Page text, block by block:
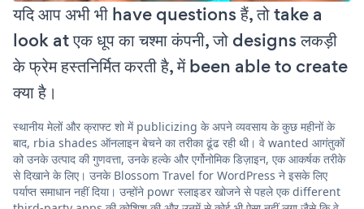
यदि आप अभी भी have questions हैं, तो take a
look at एक धूप का चश्मा कंपनी, जो designs लकड़ी
के फ्रेम हस्तनिर्मित करती है, में been able to create
क्या है।
स्थानीय मेलों और क्राफ्ट शो में publicizing के अपने व्यवसाय के कुछ महीनों के
बाद, rbia shades ऑनलाइन बेचने का तरीका ढूंढ रही थी। वे wanted आगंतुकों
को उनके उत्पाद की गुणवत्ता, उनके हल्के और एर्गोनोमिक डिज़ाइन, एक आकर्षक तरीके
से दिखाने के लिए। उनके Blossom Travel for WordPress ने इसके लिए
पर्याप्त समाधान नहीं दिया। उन्होंने powr स्लाइडर खोजने से पहले एक different